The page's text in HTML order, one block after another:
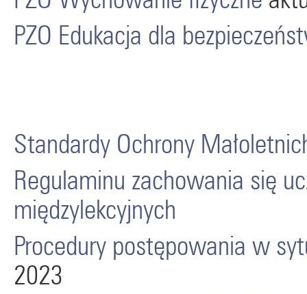
PZO Edukacja dla
Standardy Ochrony
Regulaminu zachowania się
międzylekcyjnych
Procedury postępowania w
2023